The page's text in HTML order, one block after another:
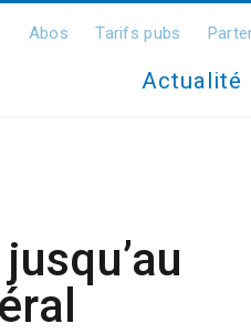
Abos Tarifs pubs
Actualité